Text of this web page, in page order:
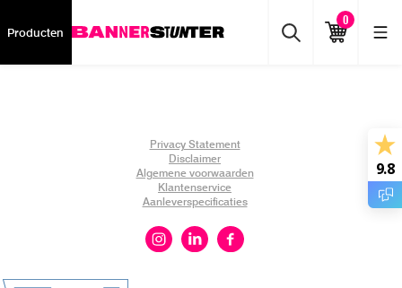
Producten
0
Privacy Statement
Disclaimer
Algemene voorwaarden
Klantenservice
Aanleverspecificaties
9.8